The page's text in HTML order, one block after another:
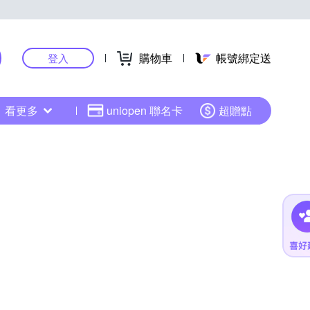
登入 購物車 帳號綁定送
看更多 uniopen 聯名卡 超贈點